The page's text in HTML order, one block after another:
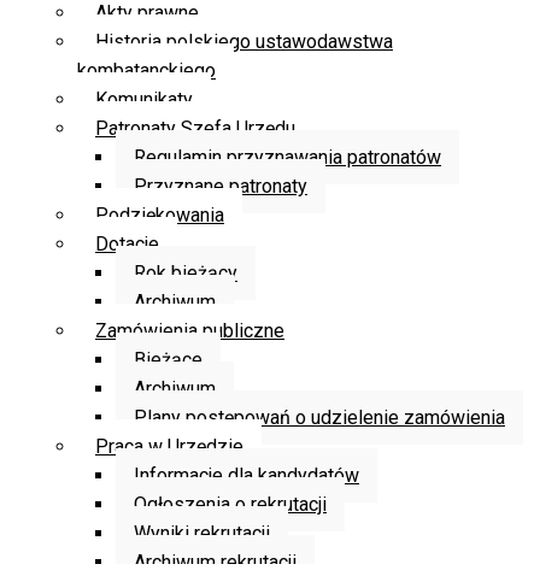
Akty prawne
Historia polskiego ustawodawstwa
kombatanckiego
Komunikaty
Patronaty Szefa Urzędu
Regulamin przyznawania patronatów
Przyznane patronaty
Podziękowania
Dotacje
Rok bieżący
Archiwum
Zamówienia publiczne
Bieżące
Archiwum
Plany postępowań o udzielenie zamówienia
Praca w Urzędzie
Informacje dla kandydatów
Ogłoszenia o rekrutacji
Wyniki rekrutacji
Archiwum rekrutacji